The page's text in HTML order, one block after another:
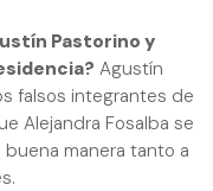
Pastorino y
Agustín
falsos integrantes de
Alejandra Fosalba se
manera tanto a